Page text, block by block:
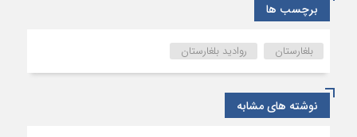
جمهوری
بلغارستان
در
خصوص
نحوه
ورود
برچسب ها
بلغارستان روادید بلغارستان
نوشته های مشابه